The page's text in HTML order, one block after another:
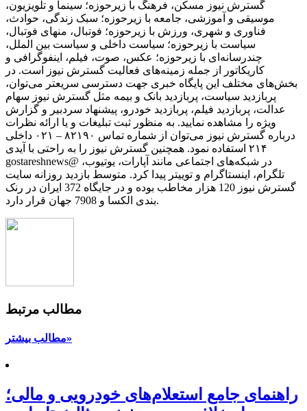
گسترش نیوز مسکن، فرهنگ با زیرحوزه؛ سینما و تلویزیون،
موسیقی و آموزشی، جامعه با زیرحوزه؛ سبک زندگی، حوادث،
فناوری و شهری، ورزش با زیرحوزه؛ فوتبال، منهای فوتبال،
سیاست با زیرحوزه؛ سیاست داخلی و سیاست بین الملل،
چندرسانه‌ای با زیرحوزه؛ عکس، صوت، فیلم، اینفوگرافی و
کاریکاتور از جمله زمینه‌های فعالیت گسترش نیوز است. در
بخش‌های مختلف این پایگاه خبری جهت دسترسی سریعتر می‌توان،
پربازدید سیاست، پربازدید بانک و بیمه مثل گسترش نیوز سهام
عدالت، پربازدید فیلم، پربازدید خودرو، پیشنهاد سردبیر و گزارش
ویژه را مشاهده نمایید. به منظور ثبت تبلیغات و یا ارائه نظرات
درباره گسترش نیوز می‌توان از شماره تماس ۸۲۱۹۰ – ۰۲۱ داخلی
۲۱۴ استفاده نمود. همچنین گسترش نیوز را به راحتی با آیدی
gostareshnews@ در شبکه‌های اجتماعی مانند آپارات، یوتیوب،
تلگرام، اینستاگرام و توییتر پیدا کرد. متوسط بازدید روزانه سایت
گسترش نیوز 120 هزار مخاطب بوده و در جایگاه 372 ایران در رنک
بندی الکسا و 7908 جهان قرار دارد.
مطالب مرتبط
مطالب بیشتر»
راهنمای جامع استعلام‌های خودرویی و مالی؛